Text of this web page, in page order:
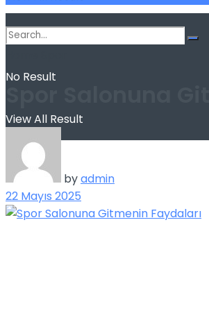
No Result
View All Result
byadmin
22 Mayıs 2025